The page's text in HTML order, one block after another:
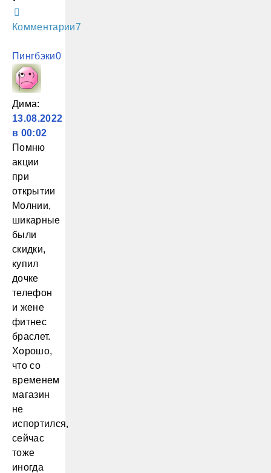
Комментарии7
Пингбэки0
Дима:
13.08.2022
в 00:02
Помню
акции
при
открытии
Молнии,
шикарные
были
скидки,
купил
дочке
телефон
и жене
фитнес
браслет.
Хорошо,
что со
временем
магазин
не
испортился,
сейчас
тоже
иногда